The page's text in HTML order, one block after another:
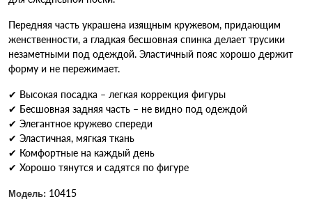
Передняя часть украшена изящным кружевом, придающим
женственности, а гладкая бесшовная спинка делает трусики
незаметными под одеждой. Эластичный пояс хорошо держит
форму и не пережимает.
✔ Высокая посадка – легкая коррекция фигуры
✔ Бесшовная задняя часть – не видно под одеждой
✔ Элегантное кружево спереди
✔ Эластичная, мягкая ткань
✔ Комфортные на каждый день
✔ Хорошо тянутся и садятся по фигуре
Модель: 10415